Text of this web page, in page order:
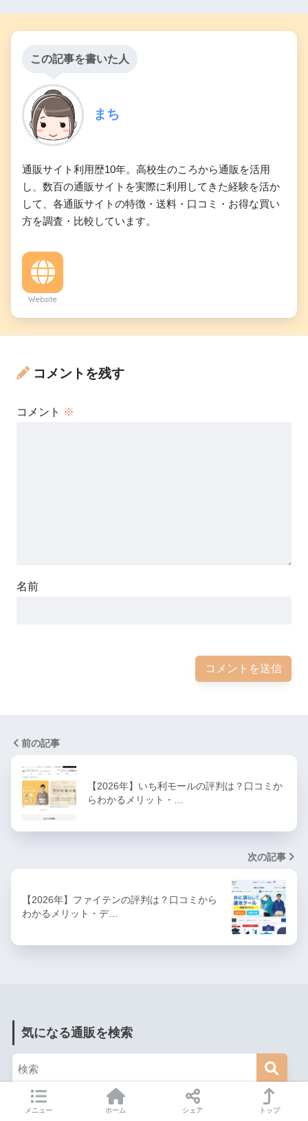
この記事を書いた人
まち
通販サイト利用歴10年。高校生のころから通販を活用
し、数百の通販サイトを実際に利用してきた経験を活か
して、各通販サイトの特徴・送料・口コミ・お得な買い
方を調査・比較しています。
Website
コメントを残す
コメント ※
名前
前の記事
【2026年】いち利モールの評判は？口コミか
らわかるメリット・…
次の記事
【2026年】ファイテンの評判は？口コミから
わかるメリット・デ…
気になる通販を検索
メニュー ホーム シェア トップ